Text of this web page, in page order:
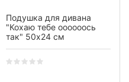
Подушка для дивана
"Кохаю тебе оооооось
так" 50х24 см